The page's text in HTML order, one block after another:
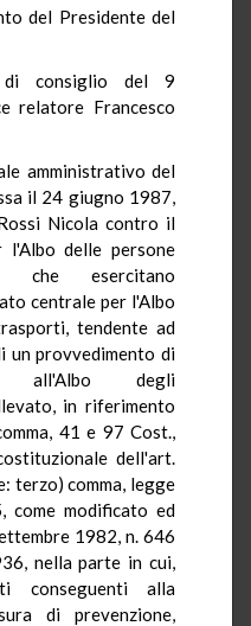
del Presidente del
di consiglio del 9
relatore Francesco
amministrativo del
il 24 giugno 1987,
Nicola contro il
l'Albo delle persone
che esercitano
centrale per l'Albo
tendente ad
un provvedimento di
all'Albo degli
in riferimento
41 e 97 Cost.,
dell'art.
terzo) comma, legge
come modificato ed
1982, n. 646
nella parte in cui,
conseguenti alla
di prevenzione,